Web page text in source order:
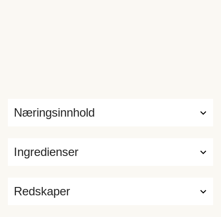
Ingredienser
Næringsinnhold
Redskaper